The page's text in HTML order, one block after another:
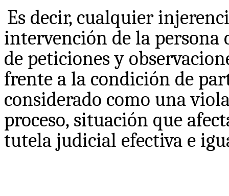
Es decir, cualquier
intervención de la
de peticiones y
frente a la condición de
considerado como una
proceso, situación que
tutela judicial efectiva e